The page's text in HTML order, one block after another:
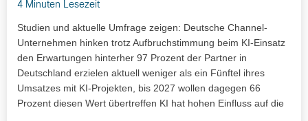
4 Minuten Lesezeit
Studien und aktuelle Umfrage zeigen: Deutsche Channel-
Unternehmen hinken trotz Aufbruchstimmung beim KI-Einsatz
den Erwartungen hinterher 97 Prozent der Partner in
Deutschland erzielen aktuell weniger als ein Fünftel ihres
Umsatzes mit KI-Projekten, bis 2027 wollen dagegen 66
Prozent diesen Wert übertreffen KI hat hohen Einfluss auf die